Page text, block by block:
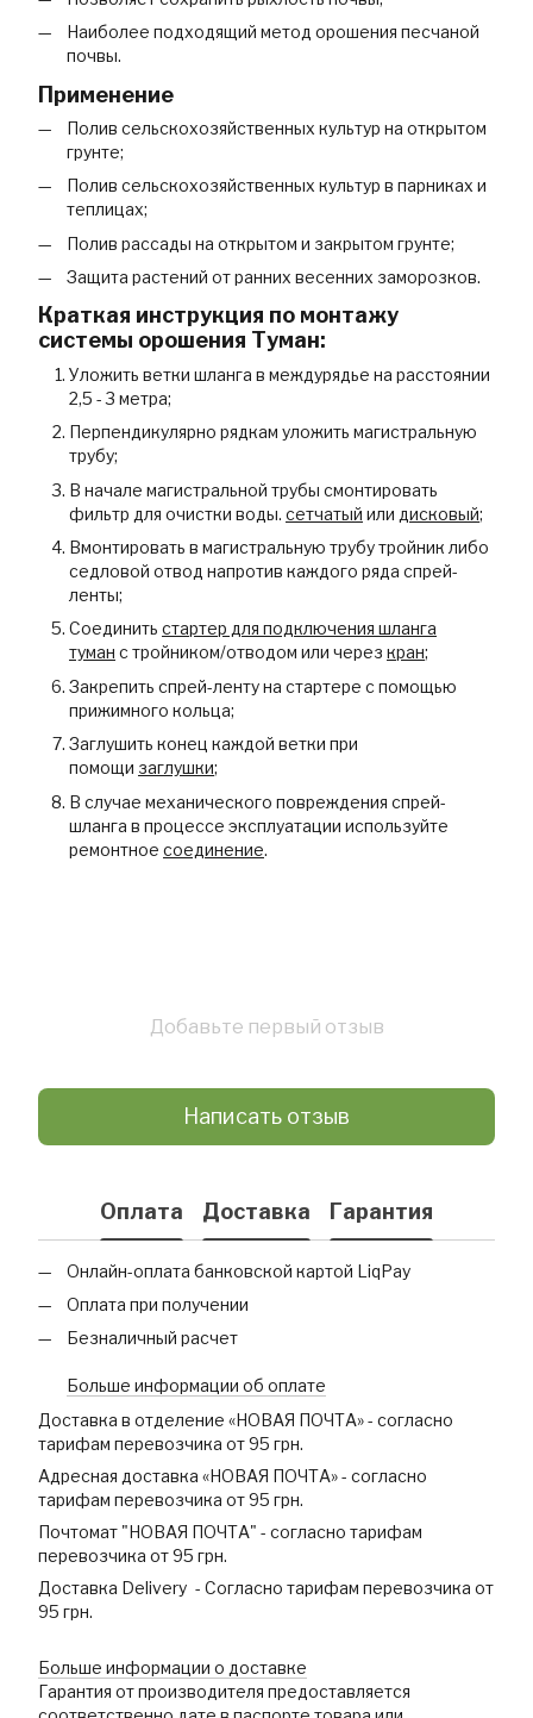
Наиболее подходящий метод орошения песчаной
почвы.
Применение
Полив сельскохозяйственных культур на открытом
грунте;
Полив сельскохозяйственных культур в парниках и
теплицах;
Полив рассады на открытом и закрытом грунте;
Защита растений от ранних весенних заморозков.
Краткая инструкция по монтажу
системы орошения Туман:
Уложить ветки шланга в междурядье на расстоянии
2,5 - 3 метра;
Перпендикулярно рядкам уложить магистральную
трубу;
В начале магистральной трубы смонтировать
фильтр для очистки воды. сетчатый или дисковый;
Вмонтировать в магистральную трубу тройник либо
седловой отвод напротив каждого ряда спрей-
ленты;
Соединить стартер для подключения шланга
туман с тройником/отводом или через кран;
Закрепить спрей-ленту на стартере с помощью
прижимного кольца;
Заглушить конец каждой ветки при
помощи заглушки;
В случае механического повреждения спрей-
шланга в процессе эксплуатации используйте
ремонтное соединение.
Добавьте первый отзыв
Написать отзыв
Оплата Доставка Гарантия
Онлайн-оплата банковской картой LiqPay
Оплата при получении
Безналичный расчет
Больше информации об оплате
Доставка в отделение «НОВАЯ ПОЧТА» - согласно
тарифам перевозчика от 95 грн.
Адресная доставка «НОВАЯ ПОЧТА» - согласно
тарифам перевозчика от 95 грн.
Почтомат "НОВАЯ ПОЧТА" - согласно тарифам
перевозчика от 95 грн.
Доставка Delivery - Согласно тарифам перевозчика от
95 грн.
Больше информации о доставке
Гарантия от производителя предоставляется